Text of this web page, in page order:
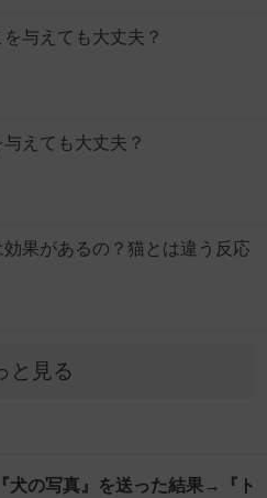
与えても大丈夫？
えても大丈夫？
果があるの？猫とは違う反応
と見る
犬の写真』を送った結果→『ト